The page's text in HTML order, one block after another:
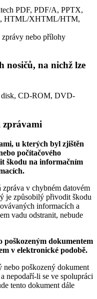
PDF, PDF/A, PPTX,
HTML/XHTML/HTM,
nebo přílohy
nosičů, na nichž lze
disk, CD-ROM, DVD-
zprávami
u kterých byl zjištěn
počítačového
škodu na informačním
zpráva v chybném datovém
je způsobilý přivodit škodu
informacích a
vadu odstranit, nebude
poškozeným dokumentem
v elektronické podobě.
nebo poškozený dokument
nepodaří-li se ve spolupráci
tento dokument dále